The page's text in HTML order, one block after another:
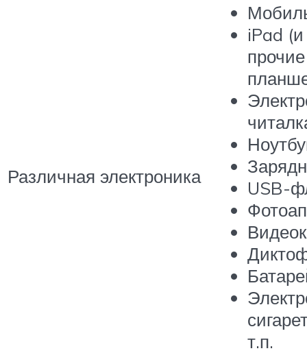
Различная электроника
iPad (и
прочие
USB-
т.п.